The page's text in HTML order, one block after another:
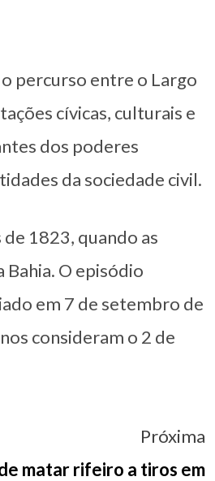
percurso entre o Largo
cívicas, culturais e
dos poderes
da sociedade civil.
1823, quando as
O episódio
em 7 de setembro de
consideram o 2 de
Próxima
matar rifeiro a tiros em